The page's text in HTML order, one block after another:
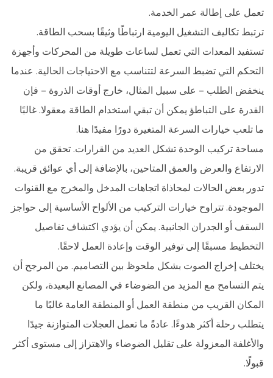
تعمل على إطالة عمر الخدمة.
ترتبط تكاليف التشغيل اليومية ارتباطًا وثيقًا بسحب الطاقة.
تستفيد المعدات التي تعمل لساعات طويلة من المحركات وأجهزة
التحكم التي تضبط السرعة لتتناسب مع الاحتياجات الحالية. عندما
ينخفض ​​الطلب - على سبيل المثال، خارج أوقات الذروة - فإن
القدرة على التباطؤ يمكن أن تبقي استخدام الطاقة معقولا. غالبًا
ما تلعب خيارات السرعة المتغيرة دورًا مفيدًا هنا.
مساحة تركيب الوحدة تشكل العديد من القرارات. تحقق من
الارتفاع والعرض والعمق المتاحين، بالإضافة إلى أي عوائق قريبة.
تدور بعض الحالات لمحاذاة اتجاهات المدخل والمخرج مع القنوات
الموجودة. تتراوح خيارات التركيب من الألواح الأساسية إلى حواجز
السقف أو الجدران الجانبية. يمكن أن يؤدي اكتشاف تفاصيل
التخطيط مسبقًا إلى توفير الوقت وإعادة العمل لاحقًا.
يختلف إخراج الصوت بشكل ملحوظ بين التصاميم. من المرجح أن
يتم التسامح مع المزيد من الضوضاء في المصانع البعيدة، ولكن
المكان القريب من منطقة العمل أو المنطقة العامة غالبًا ما
يتطلب رحلة أكثر هدوءًا. عادةً ما تعمل العجلات المتوازنة جيدًا
والأغلفة المعزولة على تقليل الضوضاء والاهتزاز إلى مستوى أكثر
قبولًا.